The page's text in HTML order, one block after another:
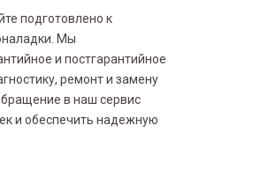
подготовлено к
Мы
и постгарантийное
ремонт и замену
в наш сервис
и обеспечить надежную